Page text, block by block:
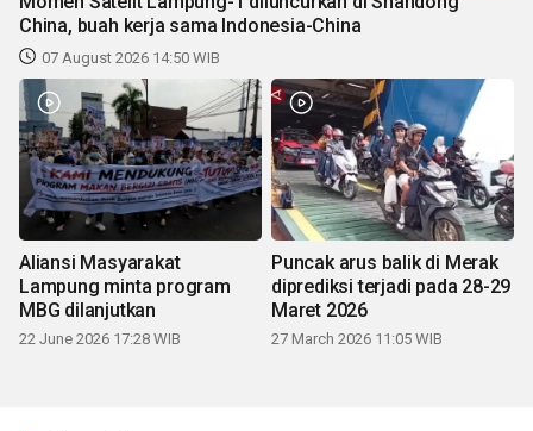
China, buah kerja sama Indonesia-China
07 August 2026 14:50 WIB
Aliansi Masyarakat
Lampung minta program
MBG dilanjutkan
22 June 2026 17:28 WIB
Puncak arus balik di Merak
diprediksi terjadi pada 28-29
Maret 2026
27 March 2026 11:05 WIB